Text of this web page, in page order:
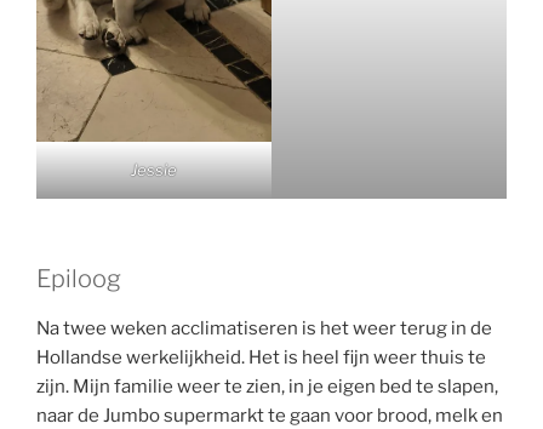
Jessie
Epiloog
Na twee weken acclimatiseren is het weer terug in de
Hollandse werkelijkheid. Het is heel fijn weer thuis te
zijn. Mijn familie weer te zien, in je eigen bed te slapen,
naar de Jumbo supermarkt te gaan voor brood, melk en